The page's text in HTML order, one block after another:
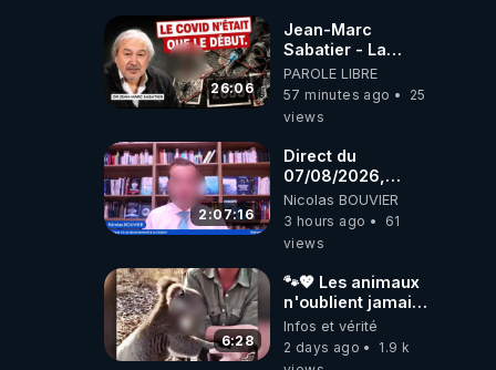
Haies
26:06
Jean-Marc
Sabatier - La
Covid-19 n'a été
que le début -
L'ARN messager
PAROLE LIBRE
57 minutes ago
25
views
2:07:16
Direct du
07/08/2026,
présenté par
Nicolas BOUVIER
Nicolas BOUVIER
3 hours ago
61
views
6:28
🐾💖 Les animaux
n'oublient jamais
ceux qu'ils
aiment… 🥹❤️
Infos et vérité
2 days ago
1.9 k